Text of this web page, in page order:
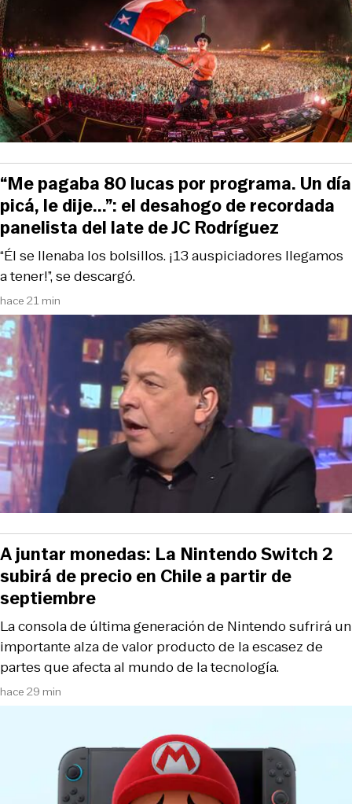
hace 21 min
“Él se llenaba los bolsillos. ¡13 auspiciadores llegamos
a tener!”, se descargó.
“Me pagaba 80 lucas por programa. Un día
picá, le dije...”: el desahogo de recordada
panelista del late de JC Rodríguez
hace 29 min
La consola de última generación de Nintendo sufrirá un
importante alza de valor producto de la escasez de
partes que afecta al mundo de la tecnología.
A juntar monedas: La Nintendo Switch 2
subirá de precio en Chile a partir de
septiembre